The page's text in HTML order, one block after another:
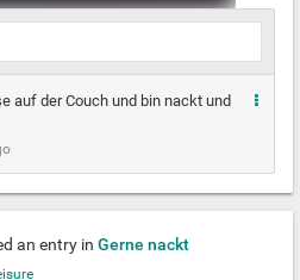
auf der Couch und bin nackt und
M
r
an entry in Gerne nackt